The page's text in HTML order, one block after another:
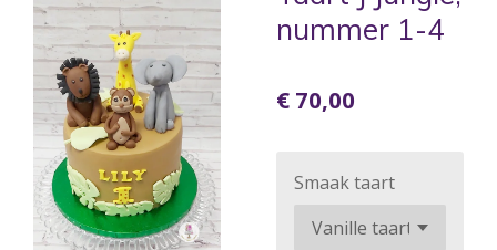
nummer 1-4
€ 70,00
Smaak taart